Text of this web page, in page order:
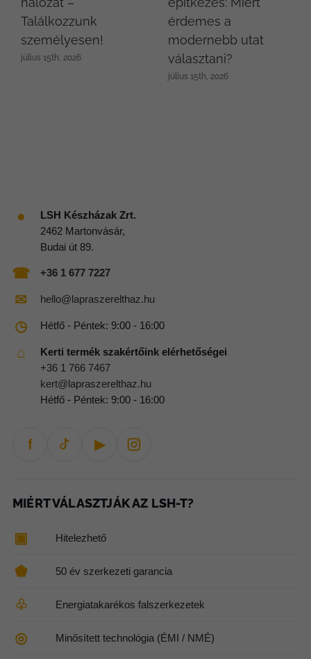
Találkozzunk
személyesen!
július 15th, 2026
érdemes a
modernebb utat
választani?
július 15th, 2026
●
LSH Készházak Zrt.
2462 Martonvásár,
Budai út 89.
☎ +36 1 677 7227
✉ hello@lapraszerelthaz.hu
◷ Hétfő - Péntek: 9:00 - 16:00
⌂
Kerti termék szakértőink elérhetőségei
+36 1 766 7467
kert@lapraszerelthaz.hu
Hétfő - Péntek: 9:00 - 16:00
f ▶
MIÉRT VÁLASZTJÁK AZ LSH-T?
▣ Hitelezhető
⬟ 50 év szerkezeti garancia
♧ Energiatakarékos falszerkezetek
◎ Minősített technológia (ÉMI / NMÉ)